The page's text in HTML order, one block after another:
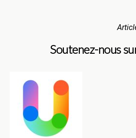
Soutenez-nous